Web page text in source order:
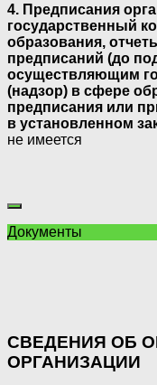
4. Предписания
государственный
образования,
предписаний (до
осуществляющим
(надзор) в сфере
предписания или
в установленном
не имеется
Документы
СВЕДЕНИЯ ОБ
ОРГАНИЗАЦИИ